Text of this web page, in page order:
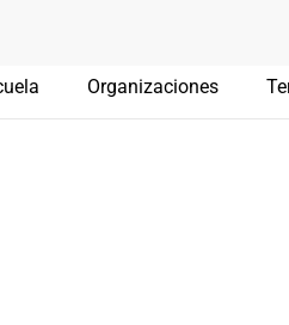
Organizaciones